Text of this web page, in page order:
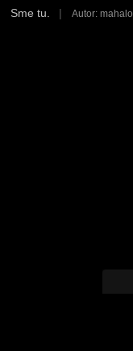
Sme tu. | Autor: mahalo